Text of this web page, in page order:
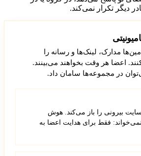
مدارک، لینک‌ها و رسانه را
اعضا هر وقت بخواهند می‌بینند.
در مجموعه‌ها سامان داد.
بیرونی را باز می‌کند. هوش
فقط برای هدایت اعضا به